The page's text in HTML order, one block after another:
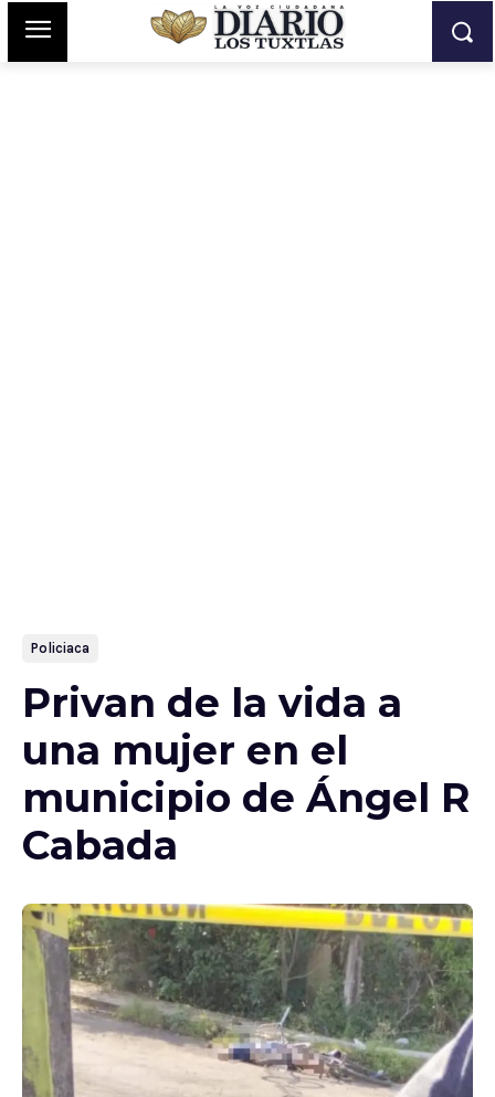
Policiaca
Privan de la vida a
una mujer en el
municipio de Ángel R
Cabada